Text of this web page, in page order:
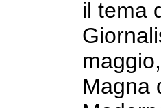
il tema
Magna